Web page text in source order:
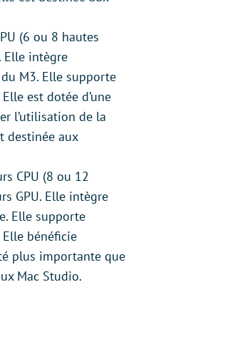
(6 ou 8 hautes
Elle intègre
M3. Elle supporte
est dotée d’une
l’utilisation de la
destinée aux
CPU (8 ou 12
GPU. Elle intègre
Elle supporte
bénéficie
plus importante que
Mac Studio.